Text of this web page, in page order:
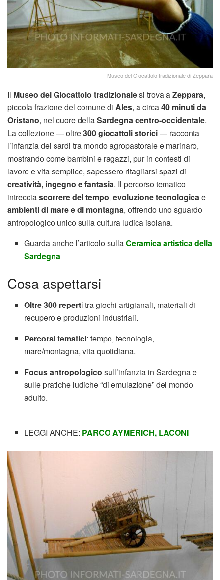
Museo del Giocattolo tradizionale di Zeppara
Il Museo del Giocattolo tradizionalesi trova aZeppara,
piccola frazione del comune di Ales, a circa40 minuti da
Oristano, nel cuore dellaSardegna centro-occidentale.
La collezione — oltre300 giocattoli storici— racconta
l’infanzia dei sardi tra mondo agropastorale e marinaro,
mostrando come bambini e ragazzi, pur in contesti di
lavoro e vita semplice, sapessero ritagliarsi spazi di
creatività, ingegno e fantasia. Il percorso tematico
intrecciascorrere del tempo, evoluzione tecnologica e
ambienti di mare e di montagna, offrendo uno sguardo
antropologico unico sulla cultura ludica isolana.
Guarda anche l’articolo sullaCeramica artistica della
Sardegna
Cosa aspettarsi
Oltre 300 repertitra giochi artigianali, materiali di
recupero e produzioni industriali.
Percorsi tematici: tempo, tecnologia,
mare/montagna, vita quotidiana.
Focus antropologico sull’infanzia in Sardegna e
sulle pratiche ludiche “di emulazione” del mondo
adulto.
LEGGI ANCHE: PARCO AYMERICH, LACONI